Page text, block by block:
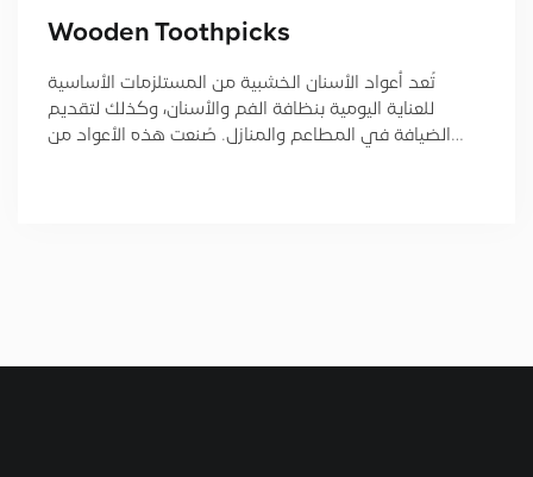
Wooden Toothpicks
تُعد أعواد الأسنان الخشبية من المستلزمات الأساسية
للعناية اليومية بنظافة الفم والأسنان، وكذلك لتقديم
الضيافة في المطاعم والمنازل. صُنعت هذه الأعواد من…